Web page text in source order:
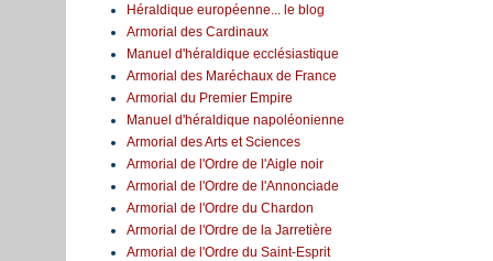
Héraldique européenne... le blog
Armorial des Cardinaux
Manuel d'héraldique ecclésiastique
Armorial des Maréchaux de France
Armorial du Premier Empire
Manuel d'héraldique napoléonienne
Armorial des Arts et Sciences
Armorial de l'Ordre de l'Aigle noir
Armorial de l'Ordre de l'Annonciade
Armorial de l'Ordre du Chardon
Armorial de l'Ordre de la Jarretière
Armorial de l'Ordre du Saint-Esprit